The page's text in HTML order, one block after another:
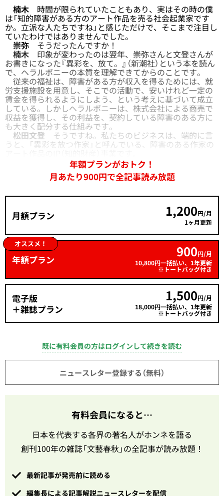
楠木 時間が限られていたこともあり、実はその時の僕
は「知的障害がある方のアート作品を売る社会起業家です
か。立派な人たちですね」と感じただけで、そこまで注目し
ていたわけではありませんでした。
崇弥 そうだったんですか！
楠木 印象が変わったのは翌年、崇弥さんと文登さんが
お書きになった『異彩を、放て。』（新潮社）という本を読ん
で、ヘラルボニーの本質を理解できてからのことです。
従来の福祉は、障害がある方が収入を得るためには、就
労支援施設を用意し、そこでの活動で、安いけれど一定の
賃金を得られるようにしよう、という考えに基づいて成立
している。しかしヘラルボニーは、株式会社による商売で
収益を獲得し、その利益を、契約している障害のある方に
も大きく配分する仕組みです。
松田文登 そうですね。私たちのビジネスは、端的に言
うと、「異彩を放つ作家」と呼んでいる、障害のある作家の
年額プランがおトク！
月あたり900円で全記事読み放題
月額プラン 1,200円/月
1ヶ月更新
オススメ！
年額プラン 900円/月
10,800円一括払い、1年更新
※トートバッグ付き
電子版
＋雑誌プラン
1,500円/月
18,000円一括払い、1年更新
※トートバッグ付き
既に有料会員の方はログインして続きを読む
ニュースレター登録する（無料）
有料会員になると…
日本を代表する各界の著名人がホンネを語る
創刊100年の雑誌「文藝春秋」の全記事が読み放題！
最新記事が発売前に読める
編集長による記事解説ニュースレターを配信